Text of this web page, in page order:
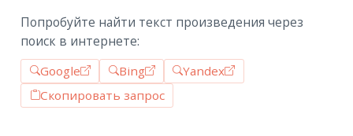
Попробуйте найти текст произведения через
поиск в интернете:
Google Bing
Yandex
Скопировать запрос